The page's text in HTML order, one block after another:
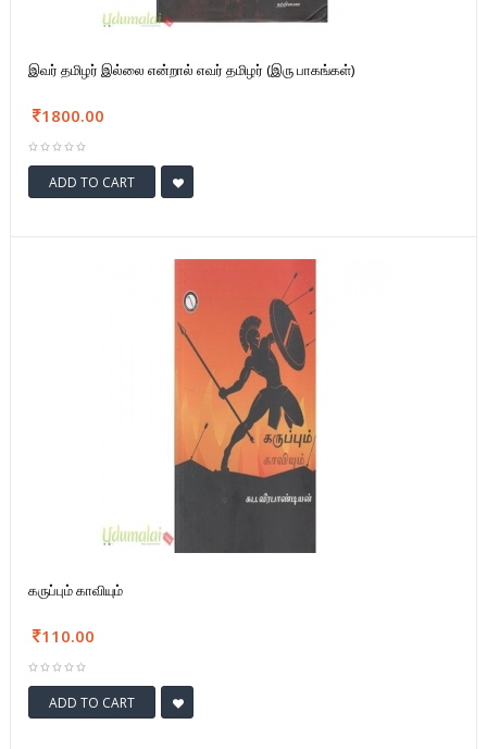
இவர் தமிழர் இல்லை என்றால் எவர் தமிழர் (இரு பாகங்கள்)
1800.00
ADD TO CART
கருப்பும் காவியும்
110.00
ADD TO CART